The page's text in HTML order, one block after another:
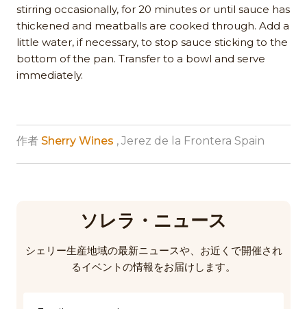
stirring occasionally, for 20 minutes or until sauce has
thickened and meatballs are cooked through. Add a
little water, if necessary, to stop sauce sticking to the
bottom of the pan. Transfer to a bowl and serve
immediately.
作者 Sherry Wines , Jerez de la Frontera Spain
ソレラ・ニュース
シェリー生産地域の最新ニュースや、お近くで開催され
るイベントの情報をお届けします。